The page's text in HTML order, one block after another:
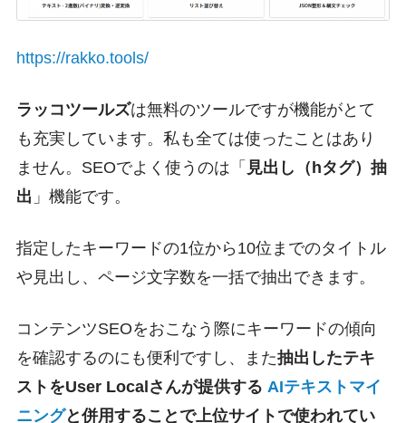
https://rakko.tools/
ラッコツールズは無料のツールですが機能がとて
も充実しています。私も全ては使ったことはあり
ません。SEOでよく使うのは「 見出し（hタグ）抽
出 」機能です。
指定したキーワードの1位から10位までのタイトル
や見出し、ページ文字数を一括で抽出できます。
コンテンツSEOをおこなう際にキーワードの傾向
を確認するのにも便利ですし、また抽出したテキ
ストをUser Localさんが提供する AIテキストマイ
ニングと併用することで上位サイトで使われてい